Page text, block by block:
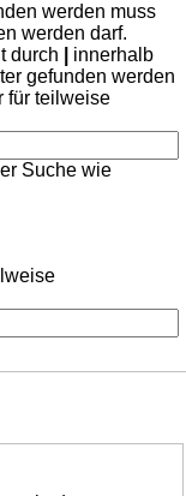
werden muss
werden darf.
durch
innerhalb
gefunden werden
für teilweise
Suche wie